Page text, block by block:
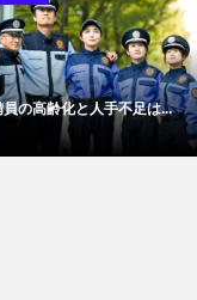
の高齢化と人手不足は...